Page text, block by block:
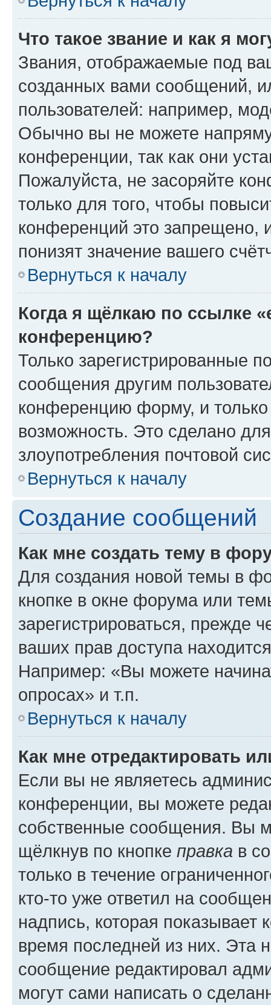
Что такое звание и как я
Звания, отображаемые под
созданных вами сообщений,
пользователей: например,
Обычно вы не можете
конференции, так как они
Пожалуйста, не засоряйте
только для того, чтобы
конференций это запрещено,
понизят значение вашего
Вернуться к началу
Когда я щёлкаю по ссылке
конференцию?
Только зарегистрированные
сообщения другим
конференцию форму, и
возможность. Это сделано
злоупотребления почтовой
Вернуться к началу
Создание сообщений
Как мне создать тему в
Для создания новой темы в
кнопке в окне форума или
зарегистрироваться, прежде
ваших прав доступа
Например: «Вы можете
опросах» и т.п.
Вернуться к началу
Как мне отредактировать
Если вы не являетесь
конференции, вы можете
собственные сообщения. Вы
щёлкнув по кнопке правка в
только в течение
кто-то уже ответил на
надпись, которая показывает
время последней из них. Эта
сообщение редактировал
могут сами написать о